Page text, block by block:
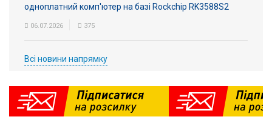
одноплатний комп'ютер на базі Rockchip RK3588S2
06.07.2026 375
Всі новини напрямку